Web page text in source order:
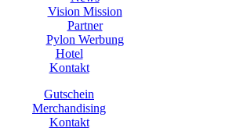
Vision Mission
Partner
Pylon Werbung
Hotel
Kontakt
Gutschein
Merchandising
Kontakt